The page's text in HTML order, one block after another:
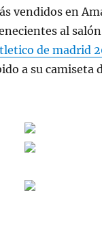
vendidos en
al
de madrid
a su camiseta